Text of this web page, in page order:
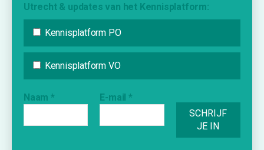
Agenda
Inspiratie
Vraag & Aanbod
Bijdrage indienen
Inschrijven nieuwsbrief
Utrecht & updates van het Kennisplatform:
Kennisplatform PO
Kennisplatform VO
Naam * E-mail *